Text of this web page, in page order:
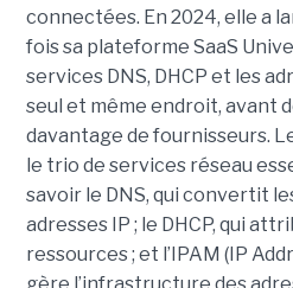
connectées. En 2024, elle a
fois sa plateforme SaaS
services DNS, DHCP et les
seul et même endroit, avant
davantage de fournisseurs.
le trio de services réseau
savoir le DNS, qui convertit
adresses IP ; le DHCP, qui
ressources ; et l’IPAM (IP